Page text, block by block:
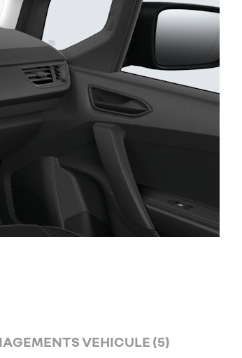
VEHICULE (5)